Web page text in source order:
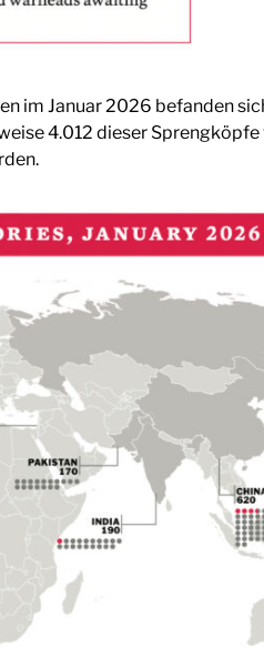
im Januar 2026 befanden
4.012 dieser